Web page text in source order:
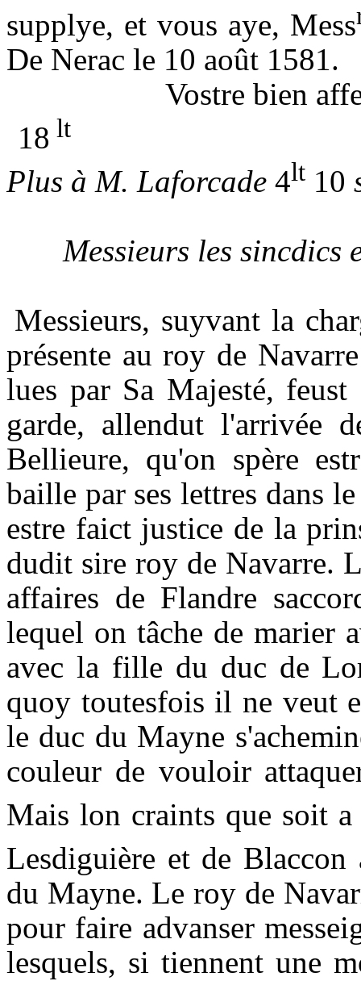
supplye, et vous aye, Mess
De Nerac le 10 août 1581.
Vostre bien
18 lt
Plus à M. Laforcade 4lt 10
Messieurs les sincdics
Messieurs, suyvant la
présente au roy de
lues par Sa Majesté,
garde, allendut l'arrivée
Bellieure, qu'on spère
baille par ses lettres dans
estre faict justice de la
dudit sire roy de Navarre.
affaires de Flandre
lequel on tâche de marier
avec la fille du duc de
quoy toutesfois il ne veut
le duc du Mayne
couleur de vouloir
Mais lon craints que soit
Lesdiguière et de
du Mayne. Le roy de
pour faire advanser
lesquels, si tiennent une